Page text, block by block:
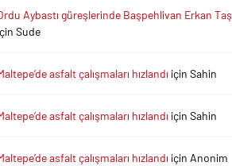
Aybastı güreşlerinde Başpehlivan Erkan Taş
Sude
asfalt çalışmaları hızlandı içinSahin
asfalt çalışmaları hızlandı içinSahin
asfalt çalışmaları hızlandı için Anonim